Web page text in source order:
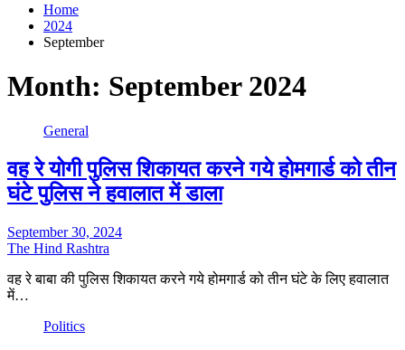
Home
2024
September
Month: September 2024
General
वह रे योगी पुलिस शिकायत करने गये होमगार्ड को तीन
घंटे पुलिस ने हवालात में डाला
September 30, 2024
The Hind Rashtra
वह रे बाबा की पुलिस शिकायत करने गये होमगार्ड को तीन घंटे के लिए हवालात
में…
Politics